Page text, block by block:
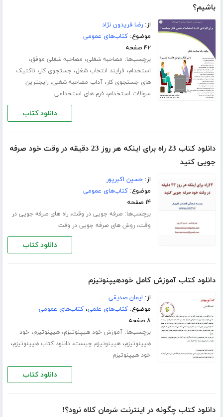
باشیم؟
از:رضا فریدون نژاد
موضوع:کتاب‌های عمومی
۴۲ صفحه
برچسب‌ها: مصاحبه شغلی، مصاحبه شغلی موفق،
استخدام، فرایند انتخاب شغل، جستجوی کار، تاکتیک
های جستجوی کار،آداب مصاحبه شغلی،رایجترین
سوالات استخدام، فرم های استخدامی
دانلود کتاب
دانلود کتاب 23 راه برای اینکه هر روز 23 دقیقه در وقت خود صرفه
جویی کنید
از:حسین اکبرپور
موضوع:کتاب‌های عمومی
۱۴ صفحه
برچسب‌ها:صرفه جویی در وقت،راه های صرفه جویی در
وقت،روش های صرفه جویی در وقت
دانلود کتاب
دانلود کتاب آموزش کامل خودهیپنوتیزم
از: ایمان صدیقی
موضوع:کتاب‌های علمی،کتاب‌های عمومی
۸ صفحه
برچسب‌ها:آموزش خود هیپنوتیزم،هیپنوتیزم، خود
هیپنوتیزم،هیپنوتیزم چیست،دانلود کتاب هیپنوتیزم،
خود هیپنوتیزم
دانلود کتاب
دانلود کتاب چگونه در اینترنت سَرمان کلاه نرود؟!